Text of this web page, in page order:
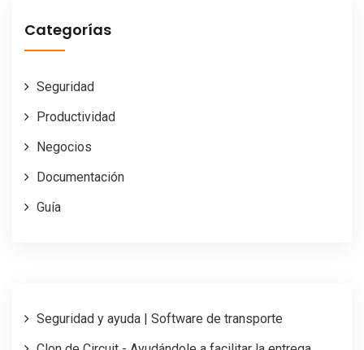
Categorías
Seguridad
Productividad
Negocios
Documentación
Guía
Seguridad y ayuda | Software de transporte